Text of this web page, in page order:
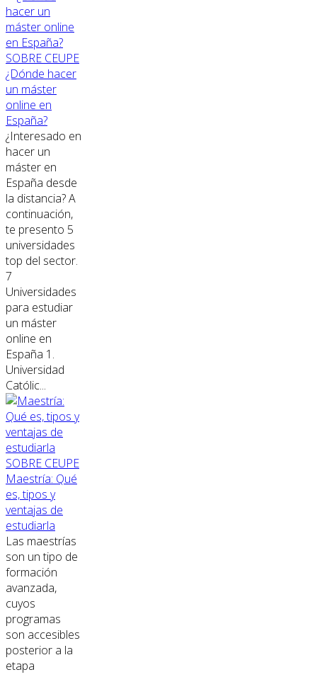
SOBRE CEUPE
¿Dónde hacer
un máster
online en
España?
¿Interesado en
hacer un
máster en
España desde
la distancia? A
continuación,
te presento 5
universidades
top del sector.
7
Universidades
para estudiar
un máster
online en
España 1.
Universidad
Católic...
SOBRE CEUPE
Maestría: Qué
es, tipos y
ventajas de
estudiarla
Las maestrías
son un tipo de
formación
avanzada,
cuyos
programas
son accesibles
posterior a la
etapa